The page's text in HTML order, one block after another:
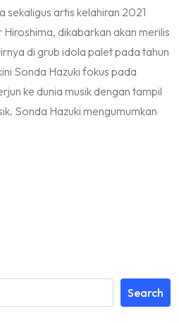
sekaligus artis kelahiran 2021
dikabarkan akan merilis
di grub idola palet pada tahun
Sonda Hazuki fokus pada
ke dunia musik dengan tampil
Sonda Hazuki mengumumkan
Search